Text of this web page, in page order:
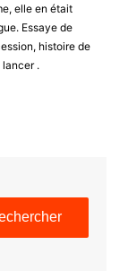
elle en était
Essaye de
histoire de
lancer .